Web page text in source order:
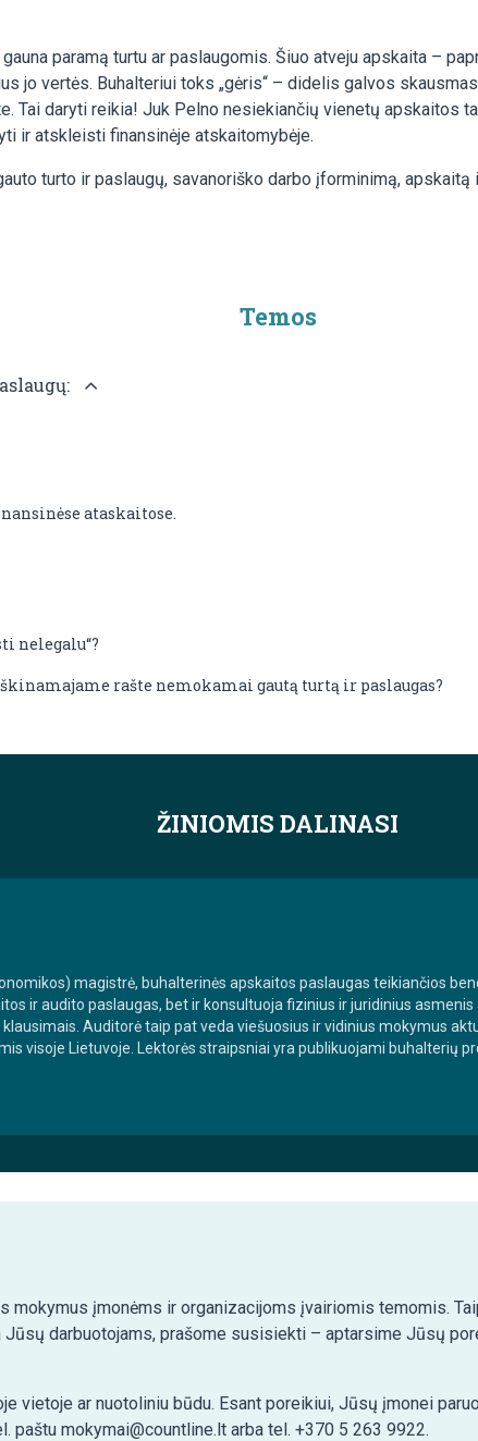
paramą turtu ar paslaugomis. Šiuo atveju apskaita –
jo vertės. Buhalteriui toks „gėris“ – didelis galvos
Tai daryti reikia! Juk Pelno nesiekiančių vienetų apskaitos
ir atskleisti finansinėje atskaitomybėje.
turto ir paslaugų, savanoriško darbo įforminimą, apskaitą
Temos
ataskaitose.
nelegalu“?
rašte nemokamai gautą turtą ir paslaugas?
ŽINIOMIS DALINASI
magistrė, buhalterinės apskaitos paslaugas teikiančios
ir audito paslaugas, bet ir konsultuoja fizinius ir juridinius
Auditorė taip pat veda viešuosius ir vidinius mokymus
visoje Lietuvoje. Lektorės straipsniai yra publikuojami buhalterių
mokymus įmonėms ir organizacijoms įvairiomis temomis.
Jūsų darbuotojams, prašome susisiekti – aptarsime Jūsų
vietoje ar nuotoliniu būdu. Esant poreikiui, Jūsų įmonei
paštu mokymai@countline.lt arba tel. +370 5 263 9922.